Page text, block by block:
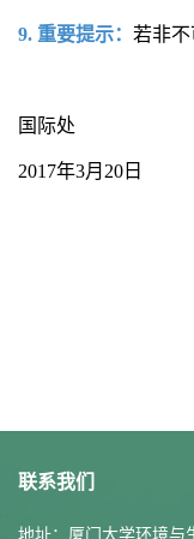
9. 重要提示： 若非不
国际处
2017年3月20日
联系我们
地址：厦门大学环境与